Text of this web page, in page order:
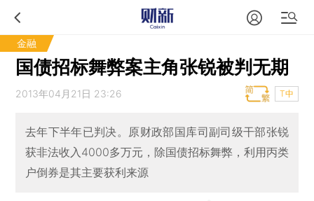
金融
国债招标舞弊案主角张锐被判无期
2013年04月21日 23:26 T中
去年下半年已判决。原财政部国库司副司级干部张锐
获非法收入4000多万元，除国债招标舞弊，利用丙类
户倒券是其主要获利来源